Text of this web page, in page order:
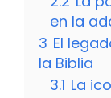
en la
3 El
la Biblia
3.1 La